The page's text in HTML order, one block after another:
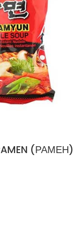
(РАМЕН)